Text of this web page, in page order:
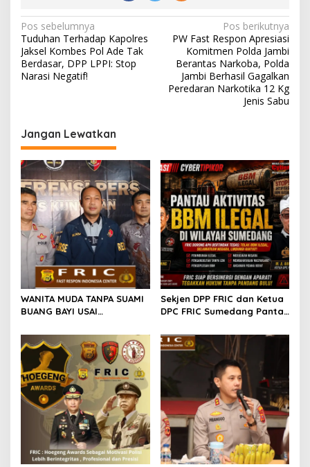
Navigasi
pos
Pos sebelumnya
Tuduhan Terhadap Kapolres
Jaksel Kombes Pol Ade Tak
Berdasar, DPP LPPI: Stop
Narasi Negatif!
Pos berikutnya
PW Fast Respon Apresiasi
Komitmen Polda Jambi
Berantas Narkoba, Polda
Jambi Berhasil Gagalkan
Peredaran Narkotika 12 Kg
Jenis Sabu
Jangan Lewatkan
WANITA MUDA TANPA SUAMI
BUANG BAYI USAI
Sekjen DPP FRIC dan Ketua
DPC FRIC Sumedang Pantau
Ilegal di Wilayah
Sumedang, Minta APH
Bertindak Tegas